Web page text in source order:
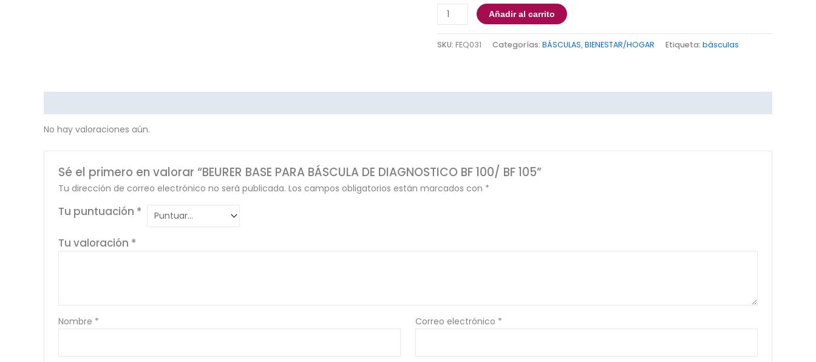
BF
105
cantidad
Añadir al carrito
SKU: FEQ031 Categorías: BÁSCULAS,BIENESTAR/HOGAR Etiqueta: básculas
No hay valoraciones aún.
Sé el primero en valorar “BEURER BASE PARA BÁSCULA DE DIAGNOSTICO BF 100/ BF 105”
Tu dirección de correo electrónico no será publicada. Los campos obligatorios están marcados con *
Tu puntuación *
Tu valoración *
Nombre * Correo electrónico *